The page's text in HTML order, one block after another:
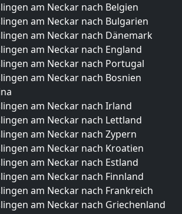
am Neckar nach Belgien
am Neckar nach Bulgarien
am Neckar nach Dänemark
am Neckar nach England
am Neckar nach Portugal
am Neckar nach Bosnien
am Neckar nach Irland
am Neckar nach Lettland
am Neckar nach Zypern
am Neckar nach Kroatien
am Neckar nach Estland
am Neckar nach Finnland
am Neckar nach Frankreich
am Neckar nach Griechenland